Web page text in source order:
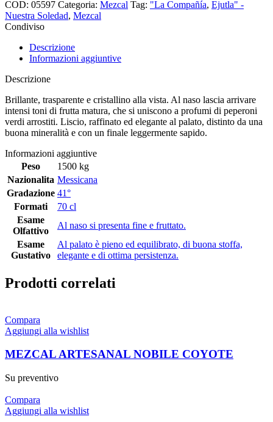
COD: 05597 Categoria: Mezcal Tag: "La Compañía, Ejutla" -
Nuestra Soledad, Mezcal
Condiviso
Descrizione
Informazioni aggiuntive
Descrizione
Brillante, trasparente e cristallino alla vista. Al naso lascia arrivare
intensi toni di frutta matura, che si uniscono a profumi di peperoni
verdi arrostiti. Liscio, raffinato ed elegante al palato, distinto da una
buona mineralità e con un finale leggermente sapido.
Informazioni aggiuntive
Peso
1500 kg
Nazionalita Messicana
Gradazione 41°
Formati
70 cl
Esame
Olfattivo
Al naso si presenta fine e fruttato.
Esame
Gustativo
Al palato è pieno ed equilibrato, di buona stoffa,
elegante e di ottima persistenza.
Prodotti correlati
Compara
Aggiungi alla wishlist
MEZCAL ARTESANAL NOBILE COYOTE
Su preventivo
Compara
Aggiungi alla wishlist